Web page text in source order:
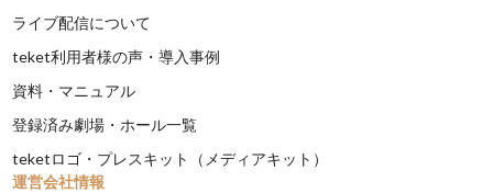
ライブ配信について
teket利用者様の声・導入事例
資料・マニュアル
登録済み劇場・ホール一覧
teketロゴ・プレスキット（メディアキット）
運営会社情報